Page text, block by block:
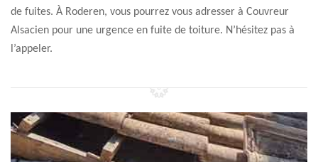
de fuites. À Roderen, vous pourrez vous adresser à Couvreur
Alsacien pour une urgence en fuite de toiture. N’hésitez pas à
l’appeler.